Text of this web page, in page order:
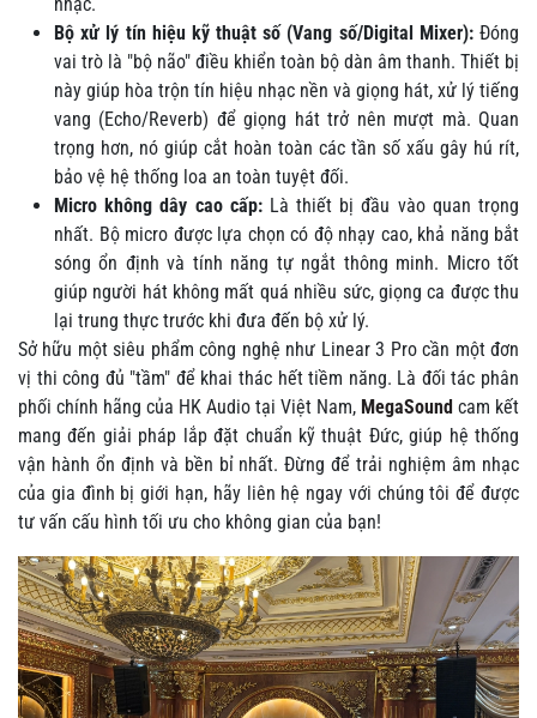
Bộ xử lý tín hiệu kỹ thuật số (Vang số/Digital Mixer):Đóng
vai trò là "bộ não" điều khiển toàn bộ dàn âm thanh. Thiết bị
này giúp hòa trộn tín hiệu nhạc nền và giọng hát, xử lý tiếng
vang (Echo/Reverb) để giọng hát trở nên mượt mà. Quan
trọng hơn, nó giúp cắt hoàn toàn các tần số xấu gây hú rít,
bảo vệ hệ thống loa an toàn tuyệt đối.
Micro không dây cao cấp:Là thiết bị đầu vào quan trọng
nhất. Bộ micro được lựa chọn có độ nhạy cao, khả năng bắt
sóng ổn định và tính năng tự ngắt thông minh. Micro tốt
giúp người hát không mất quá nhiều sức, giọng ca được thu
lại trung thực trước khi đưa đến bộ xử lý.
Sở hữu một siêu phẩm công nghệ như Linear 3 Pro cần một đơn
vị thi công đủ "tầm" để khai thác hết tiềm năng. Là đối tác phân
phối chính hãng của HK Audio tại Việt Nam, MegaSound cam kết
mang đến giải pháp lắp đặt chuẩn kỹ thuật Đức, giúp hệ thống
vận hành ổn định và bền bỉ nhất. Đừng để trải nghiệm âm nhạc
của gia đình bị giới hạn, hãy liên hệ ngay với chúng tôi để được
tư vấn cấu hình tối ưu cho không gian của bạn!